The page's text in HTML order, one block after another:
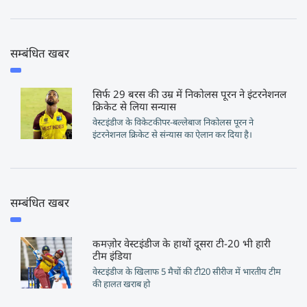
सम्बंधित खबर
सिर्फ 29 बरस की उम्र में निकोलस पूरन ने इंटरनेशनल
क्रिकेट से लिया सन्यास
वेस्टइंडीज के विकेटकीपर-बल्लेबाज निकोलस पूरन ने
इंटरनेशनल क्रिकेट से संन्यास का ऐलान कर दिया है।
सम्बंधित खबर
कमज़ोर वेस्टइंडीज के हाथों दूसरा टी-20 भी हारी
टीम इंडिया
वेस्टइंडीज के खिलाफ 5 मैचों की टी20 सीरीज में भारतीय टीम
की हालत खराब हो